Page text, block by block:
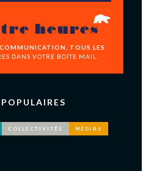
heures
TOUS LES
DANS VOTRE BOÎTE MAIL.
COLLECTIVITÉS MÉDIAS